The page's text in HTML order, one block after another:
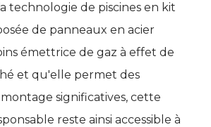
technologie de piscines en kit
de panneaux en acier
émettrice de gaz à effet de
et qu'elle permet des
significatives, cette
reste ainsi accessible à